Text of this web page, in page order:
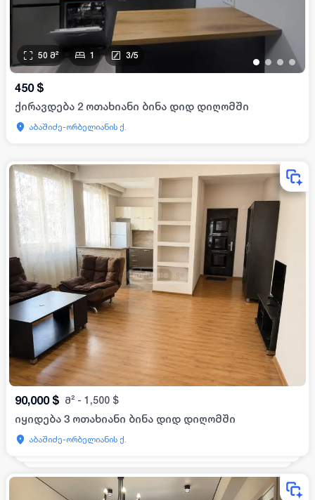
• • • •
50 მ² 1 3/5
450 $
ქირავდება 2 ოთახიანი ბინა დიდ დიღომში
აბაშიძე-ორბელიანის ქ.
90,000 $ მ² - 1,500 $
იყიდება 3 ოთახიანი ბინა დიდ დიღომში
აბაშიძე-ორბელიანის ქ.